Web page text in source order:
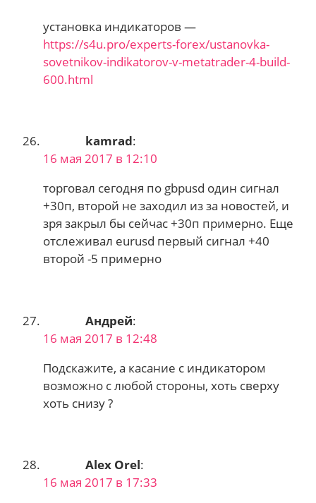
установка индикаторов —
https://s4u.pro/experts-forex/ustanovka-
sovetnikov-indikatorov-v-metatrader-4-build-
600.html
kamrad:
16 мая 2017 в 12:10
торговал сегодня по gbpusd один сигнал
+30п, второй не заходил из за новостей, и
зря закрыл бы сейчас +30п примерно. Еще
отслеживал eurusd первый сигнал +40
второй -5 примерно
Андрей:
16 мая 2017 в 12:48
Подскажите, а касание с индикатором
возможно с любой стороны, хоть сверху
хоть снизу ?
Alex Orel:
16 мая 2017 в 17:33